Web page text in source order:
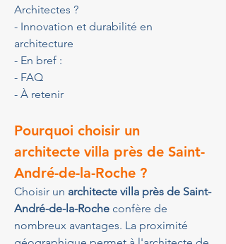
Architectes ?
- Innovation et durabilité en
architecture
- En bref :
- FAQ
- À retenir
Pourquoi choisir un
architecte villa près de Saint-
André-de-la-Roche ?
Choisir un architecte villa près de Saint-
André-de-la-Roche confère de
nombreux avantages. La proximité